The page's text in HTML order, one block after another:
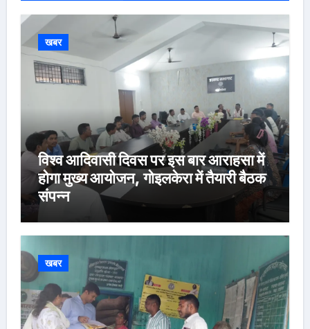
खबर
विश्व आदिवासी दिवस पर इस बार आराहसा में
होगा मुख्य आयोजन, गोइलकेरा में तैयारी बैठक
संपन्न
खबर